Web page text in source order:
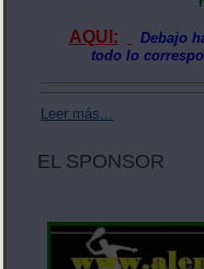
AQUI:
Debajo
todo lo
Leer más...
EL SPONSOR